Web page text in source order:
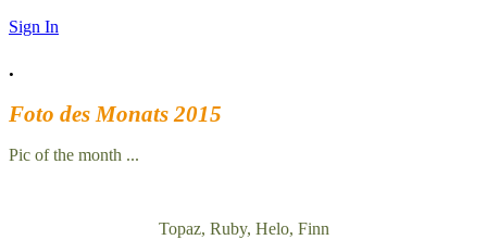
Sign In
.
Foto des Monats 2015
Pic of the month ...
Topaz, Ruby, Helo, Finn